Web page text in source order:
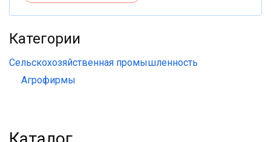
Категории
Сельскохозяйственная промышленность
Агрофирмы